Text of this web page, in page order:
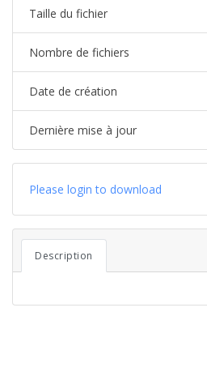
Taille du fichier
Nombre de fichiers
Date de création
Dernière mise à jour
Please login to download
Description